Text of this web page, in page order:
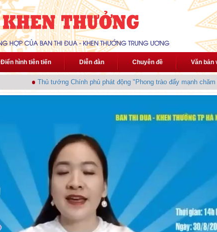
Điển hình tiên tiến Diễn đàn Chuyên đề Văn bản
Thủ tướng Chính phủ phát động "Phong trào đẩy mạnh chăm